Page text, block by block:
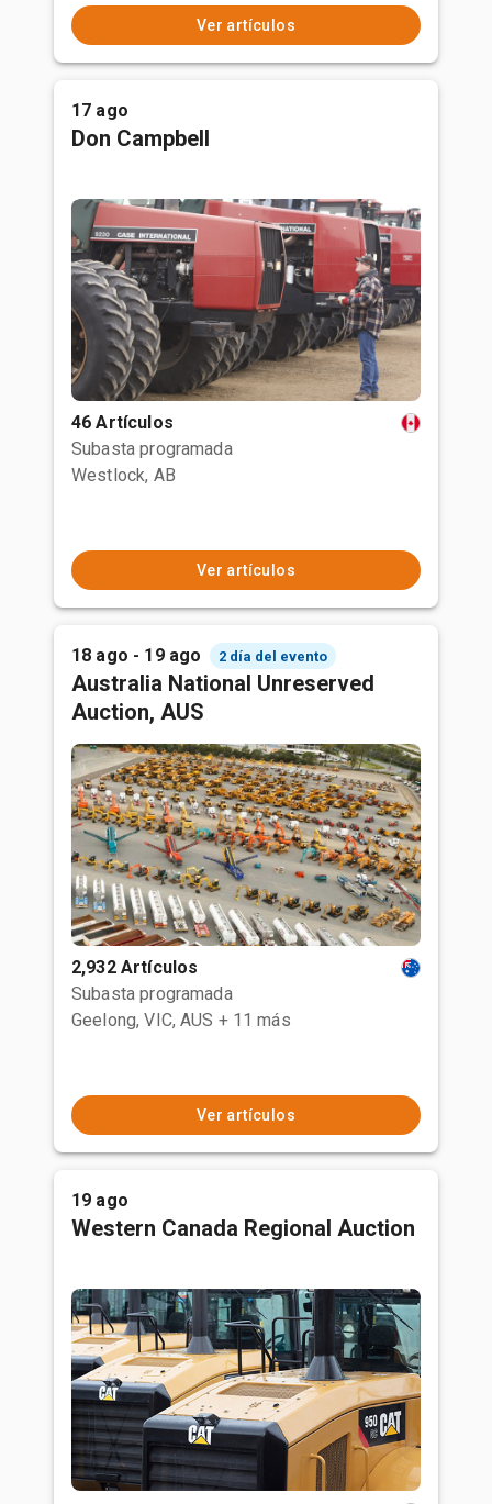
Ver artículos
17 ago
Don Campbell
46 Artículos
Subasta programada
Westlock, AB
Ver artículos
18 ago - 19 ago 2 día del evento
Australia National Unreserved
Auction, AUS
2,932 Artículos
Subasta programada
Geelong, VIC, AUS + 11 más
Ver artículos
19 ago
Western Canada Regional Auction